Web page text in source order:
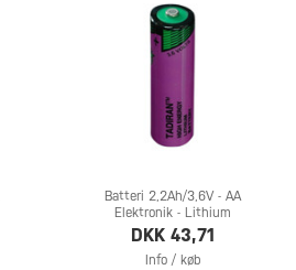
Batteri 2,2Ah/3,6V - AA
Elektronik - Lithium
DKK 43,71
Info / køb